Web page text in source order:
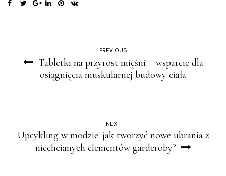
PREVIOUS
Tabletki na przyrost mięśni – wsparcie dla
osiągnięcia muskularnej budowy ciała
NEXT
Upcykling w modzie: jak tworzyć nowe ubrania z
niechcianych elementów garderoby?